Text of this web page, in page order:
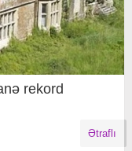
rekord
Ətraflı